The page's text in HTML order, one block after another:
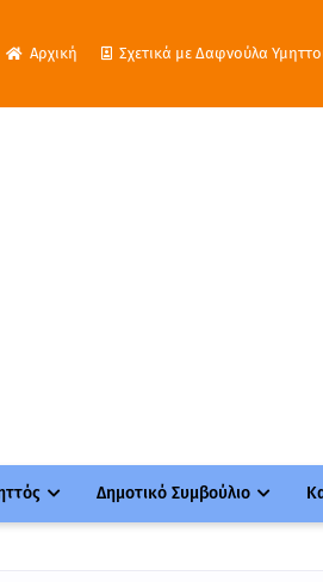
Αρχική Σχετικά με Δαφνούλα
Δημοτικό Συμβούλιο